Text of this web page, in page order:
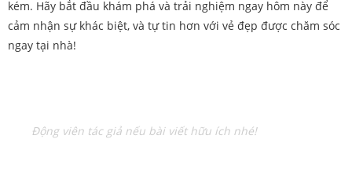
kém. Hãy bắt đầu khám phá và trải nghiệm ngay hôm này để
cảm nhận sự khác biệt, và tự tin hơn với vẻ đẹp được chăm sóc
ngay tại nhà!
Động viên tác giả nếu bài viết hữu ích nhé!